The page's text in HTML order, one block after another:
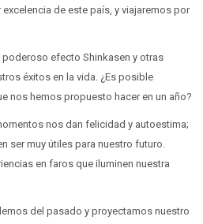
de este país, y viajaremos por
poderoso efecto Shinkasen y otras
éxitos en la vida. ¿Es posible
nos hemos propuesto hacer en un año?
nos dan felicidad y autoestima;
ser muy útiles para nuestro futuro.
en faros que iluminen nuestra
del pasado y proyectamos nuestro